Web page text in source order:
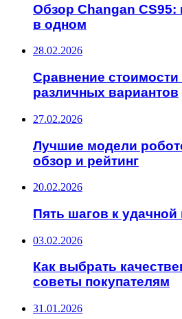
Обзор Changan
в одном
28.02.2026
Сравнение
различных вариантов
27.02.2026
Лучшие модели
обзор и рейтинг
20.02.2026
Пять шагов к удачной
03.02.2026
Как выбрать
советы покупателям
31.01.2026